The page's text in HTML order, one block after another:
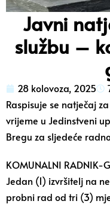
Javni
službu –
28 kolovoza, 2025
Raspisuje se natječaj
vrijeme u Jedinstveni
Bregu za sljedeće
KOMUNALNI RADNIK-
Jedan (1) izvršitelj na
probni rad od tri (3)